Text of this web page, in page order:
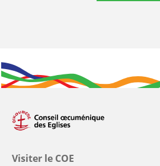
Visiter le COE